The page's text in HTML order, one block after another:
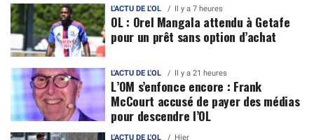
L'ACTU DE L'OL Il y a 7 heures
OL : Orel Mangala attendu à Getafe
pour un prêt sans option d’achat
L'ACTU DE L'OL Il y a 21 heures
L’OM s’enfonce encore : Frank
McCourt accusé de payer des médias
pour descendre l’OL
L'ACTU DE L'OL Hier